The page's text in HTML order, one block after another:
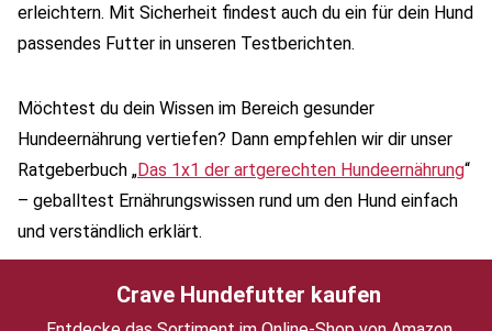
erleichtern. Mit Sicherheit findest auch du ein für dein Hund
passendes Futter in unseren Testberichten.
Möchtest du dein Wissen im Bereich gesunder
Hundeernährung vertiefen? Dann empfehlen wir dir unser
Ratgeberbuch „Das 1x1 der artgerechten Hundeernährung“
– geballtest Ernährungswissen rund um den Hund einfach
und verständlich erklärt.
Crave Hundefutter kaufen